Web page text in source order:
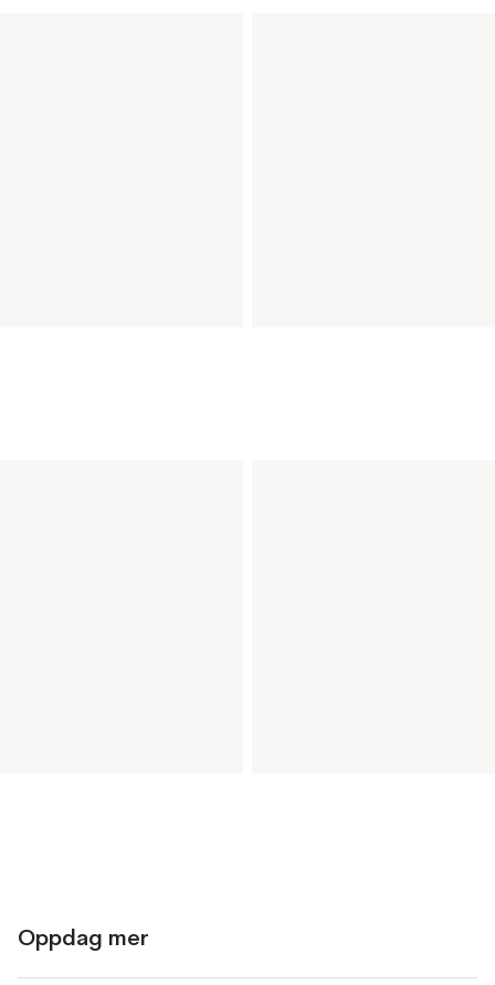
Oppdag mer